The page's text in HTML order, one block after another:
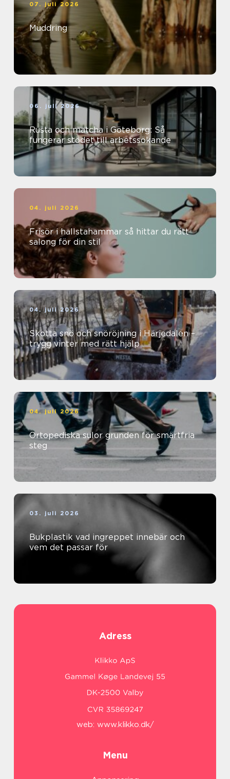
07. juli 2026
Muddring
06. juli 2026
Rusta och matcha i Göteborg: Så
fungerar stödet till arbetssökande
04. juli 2026
Frisör i hallstahammar så hittar du rätt
salong för din stil
04. juli 2026
Skotta snö och snöröjning i Härjedalen –
trygg vinter med rätt hjälp
04. juli 2026
Ortopediska sulor grunden för smärtfria
steg
03. juli 2026
Bukplastik vad ingreppet innebär och
vem det passar för
Adress
web: www.klikko.dk/
Menu